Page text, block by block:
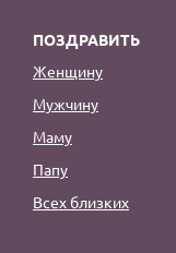
ПОЗДРАВИТЬ
Женщину
Мужчину
Маму
Папу
Всех близких